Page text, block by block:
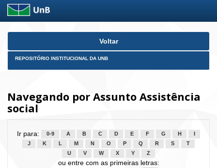
Skip
Voltar
REPOSITÓRIO INSTITUCIONAL DA UNB
Navegando por Assunto Assistência
social
Ir para: 0-9 A B C D E F G H
J
K L M N O P Q R S
T
U
V W X Y Z
ou entre com as primeiras letras: